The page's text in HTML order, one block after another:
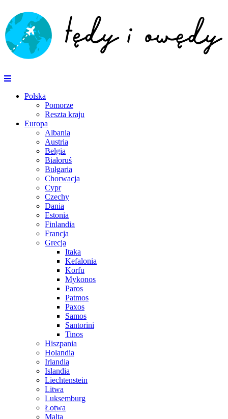
Polska
Pomorze
Reszta kraju
Europa
Albania
Austria
Belgia
Białoruś
Bułgaria
Chorwacja
Cypr
Czechy
Dania
Estonia
Finlandia
Francja
Grecja
Itaka
Kefalonia
Korfu
Mykonos
Paros
Patmos
Paxos
Samos
Santorini
Tinos
Hiszpania
Holandia
Irlandia
Islandia
Liechtenstein
Litwa
Luksemburg
Łotwa
Malta